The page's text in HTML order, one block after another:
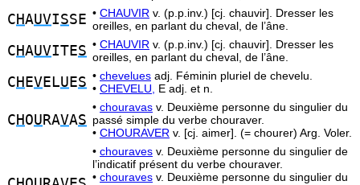
C HAUVISSE • CHAUVIR v. (p.p.inv.) [cj. chauvir]. Dresser les
oreilles, en parlant du cheval, de l’âne.
C HAUVITES • CHAUVIR v. (p.p.inv.) [cj. chauvir]. Dresser les
oreilles, en parlant du cheval, de l’âne.
C H EVELU ES • chevelues adj. Féminin pluriel de chevelu.
• CHEVELU, E adj. et n.
C H OU RAVAS
• chouravas v. Deuxième personne du singulier du
passé simple du verbe chouraver.
• CHOURAVER v. [cj. aimer]. (= chourer) Arg. Voler.
• chouraves v. Deuxième personne du singulier de
l’indicatif présent du verbe chouraver.
• chouraves v. Deuxième personne du singulier du